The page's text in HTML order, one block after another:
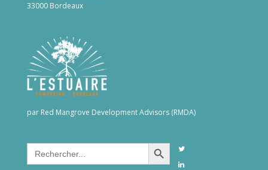
33000 Bordeaux
par Red Mangrove Development Advisors (RMDA)
Search
for:
Search Button